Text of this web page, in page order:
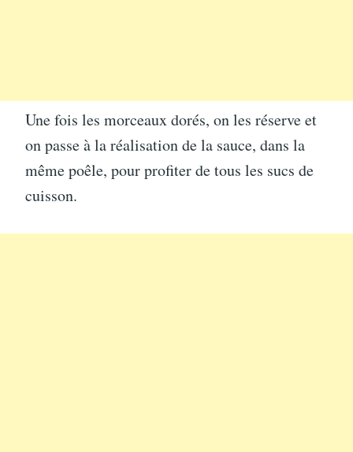
Une fois les morceaux dorés, on les réserve et
on passe à la réalisation de la sauce, dans la
même poêle, pour profiter de tous les sucs de
cuisson.